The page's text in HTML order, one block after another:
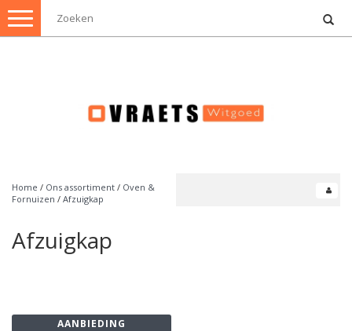
Toggle
navigation
Home / Ons assortiment / Oven &
Fornuizen / Afzuigkap
Afzuigkap
AANBIEDING